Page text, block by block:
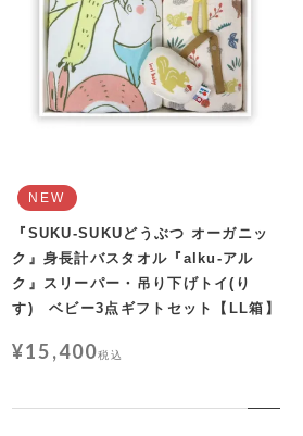
NEW
『SUKU-SUKUどうぶつ オーガニッ
ク』身長計バスタオル『alku-アル
ク』スリーパー・吊り下げトイ(り
す) ベビー3点ギフトセット【LL箱】
¥15,400税込